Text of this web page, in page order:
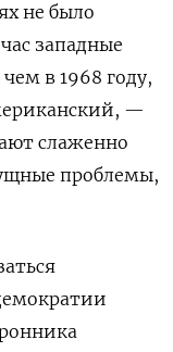
не было
западные
в 1968 году,
—
слаженно
проблемы,